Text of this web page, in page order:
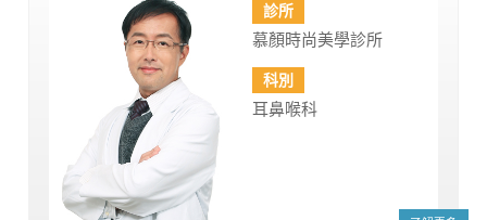
診所
慕顏時尚美學診所
科別
耳鼻喉科